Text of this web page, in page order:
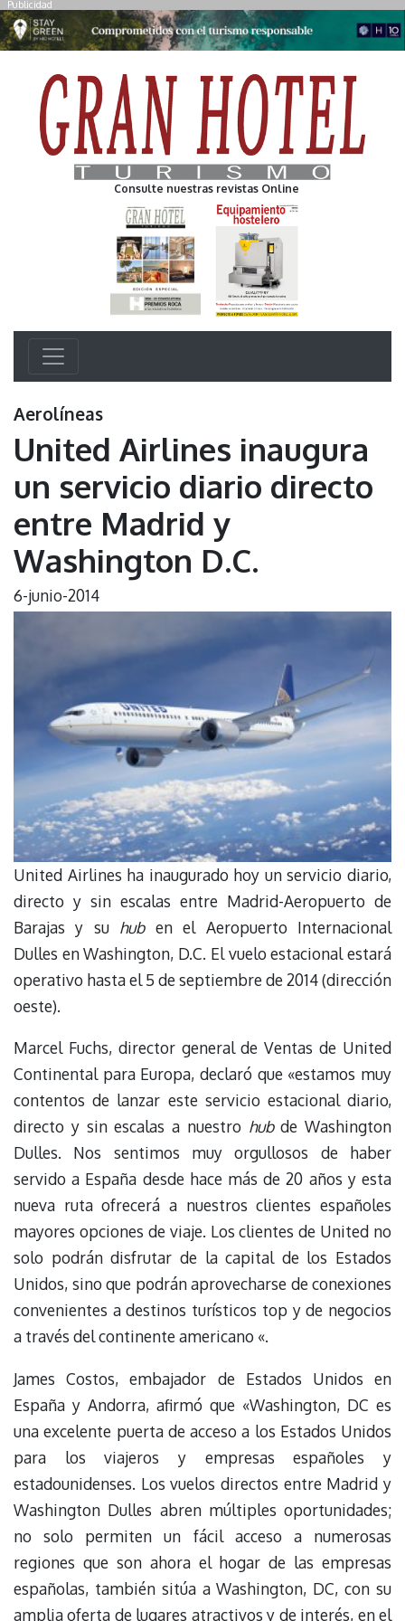
Publicidad
Consulte nuestras revistas Online
Aerolíneas
United Airlines inaugura
un servicio diario directo
entre Madrid y
Washington D.C.
6-junio-2014
United Airlines ha inaugurado hoy un servicio diario,
directo y sin escalas entre Madrid-Aeropuerto de
Barajas y su huben el Aeropuerto Internacional
Dulles en Washington, D.C. El vuelo estacional estará
operativo hasta el 5 de septiembre de 2014 (dirección
oeste).
Marcel Fuchs, director general de Ventas de United
Continental para Europa, declaró que «estamos muy
contentos de lanzar este servicio estacional diario,
directo y sin escalas a nuestrohubde Washington
Dulles. Nos sentimos muy orgullosos de haber
servido a España desde hace más de 20 años y esta
nueva ruta ofrecerá a nuestros clientes españoles
mayores opciones de viaje. Los clientes de United no
solo podrán disfrutar de la capital de los Estados
Unidos, sino que podrán aprovecharse de conexiones
convenientes a destinos turísticos top y de negocios
a través del continente americano «.
James Costos, embajador de Estados Unidos en
España y Andorra, afirmó que «Washington, DC es
una excelente puerta de acceso a los Estados Unidos
para los viajeros y empresas españoles y
estadounidenses. Los vuelos directos entre Madrid y
Washington Dulles abren múltiples oportunidades;
no solo permiten un fácil acceso a numerosas
regiones que son ahora el hogar de las empresas
españolas, también sitúa a Washington, DC, con su
amplia oferta de lugares atractivos y de interés, en el